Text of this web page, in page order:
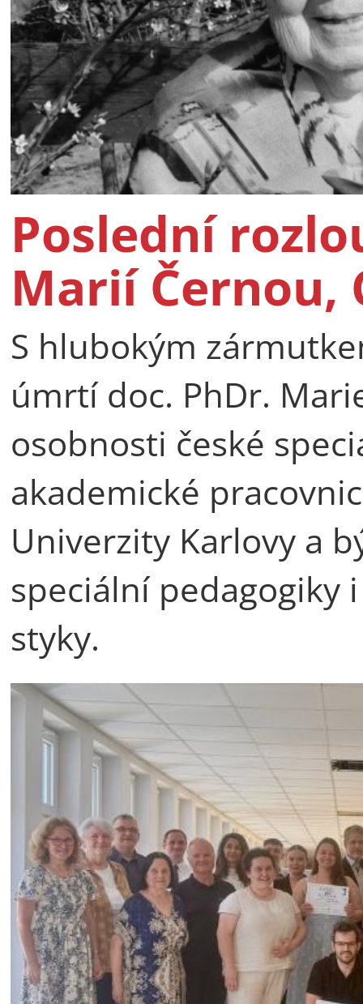
Poslední
Marií Černou,
S hlubokým
úmrtí doc. PhDr.
osobnosti české
akademické
Univerzity Karlovy a
speciální pedagogiky
styky.